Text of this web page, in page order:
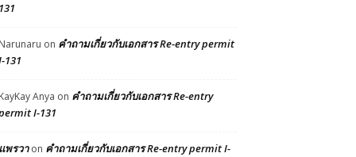
131
Narunaru on คำถามเกี่ยวกับเอกสาร Re-entry permit
131
KayKay Anya on คำถามเกี่ยวกับเอกสาร Re-entry
I-131
แพรวาon คำถามเกี่ยวกับเอกสาร Re-entry permit I-